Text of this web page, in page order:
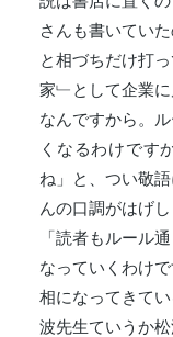
さんも書いてい
と相づちだけ打
家﹂として企業
なんですから。
くなるわけです
ね」と、つい敬
んの口調がはげ
「読者もルール
なっていくわけ
相になってきて
波先生ていうか